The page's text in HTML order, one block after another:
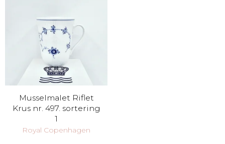
Musselmalet Riflet
Krus nr. 497. sortering
1
Royal Copenhagen